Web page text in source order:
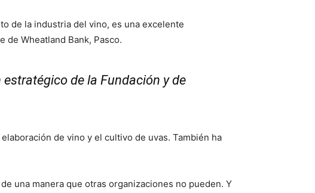
de la industria del vino, es una excelente
de Wheatland Bank, Pasco.
de la Fundación y de
de vino y el cultivo de uvas. También ha
una manera que otras organizaciones no pueden. Y